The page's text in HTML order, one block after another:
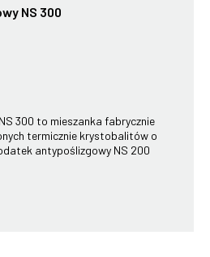
NS 300
300 to mieszanka fabrycznie
termicznie krystobalitów o
antypoślizgowy NS 200